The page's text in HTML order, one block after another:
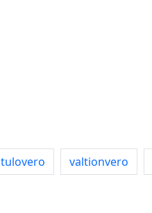
tulovero valtionvero